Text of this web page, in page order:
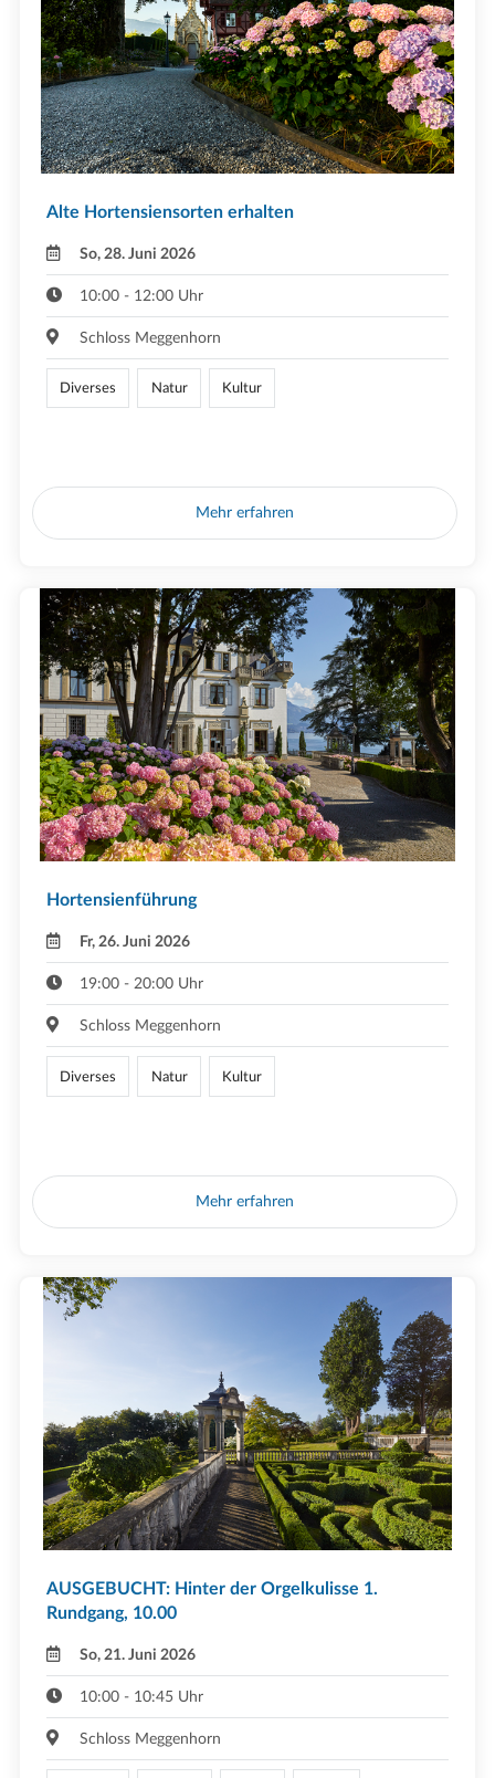
Alte Hortensiensorten erhalten
So, 28. Juni 2026
10:00 - 12:00 Uhr
Schloss Meggenhorn
Diverses Natur Kultur
Mehr erfahren
Hortensienführung
Fr, 26. Juni 2026
19:00 - 20:00 Uhr
Schloss Meggenhorn
Diverses Natur Kultur
Mehr erfahren
AUSGEBUCHT: Hinter der Orgelkulisse 1.
Rundgang, 10.00
So, 21. Juni 2026
10:00 - 10:45 Uhr
Schloss Meggenhorn